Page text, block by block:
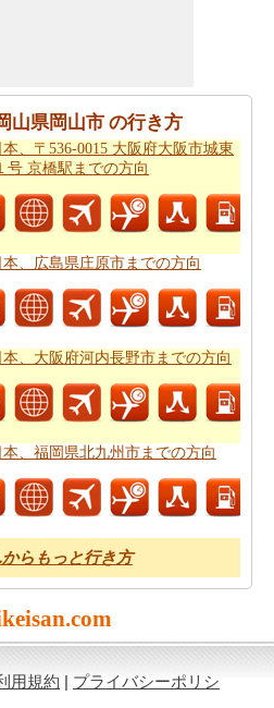
5332 山口県下関市豊北町大
ごすことになりますどのくらい
ちます。
めに単一のビューで上記のす
。日本、岡山県岡山市から日
関市豊北町大字角島 角島までの
口県下関市豊北町大字角島 角島
なたの旅行を計画するのに役立
ましたか。日本、岡山県岡山市
口県下関市豊北町大字角島 角島
ができます。旅行する前に
、〒759-5332 山口県下関市豊
飛行時間をチェックして下さ
の停止ポイントとあなたの旅
5332 山口県下関市豊北町大字
トプラン はあなたがチェックす
山県岡山市 の行き方
、〒536-0015 大阪府大阪市城東
号 京橋駅までの方向
、広島県庄原市までの方向
、大阪府河内長野市までの方向
、福岡県北九州市までの方向
らもっと行き方
用規約 | プライバシーポリシ